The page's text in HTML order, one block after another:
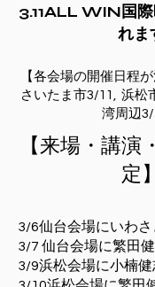
3.11ALL WIN国際
れま
【各会場の開催日程
さいたま市3/11, 浜松
湾周辺3/
【来場・講演
定】
3/6仙台会場にいわ
3/7 仙台会場に繁田
3/9浜松会場に小楠健